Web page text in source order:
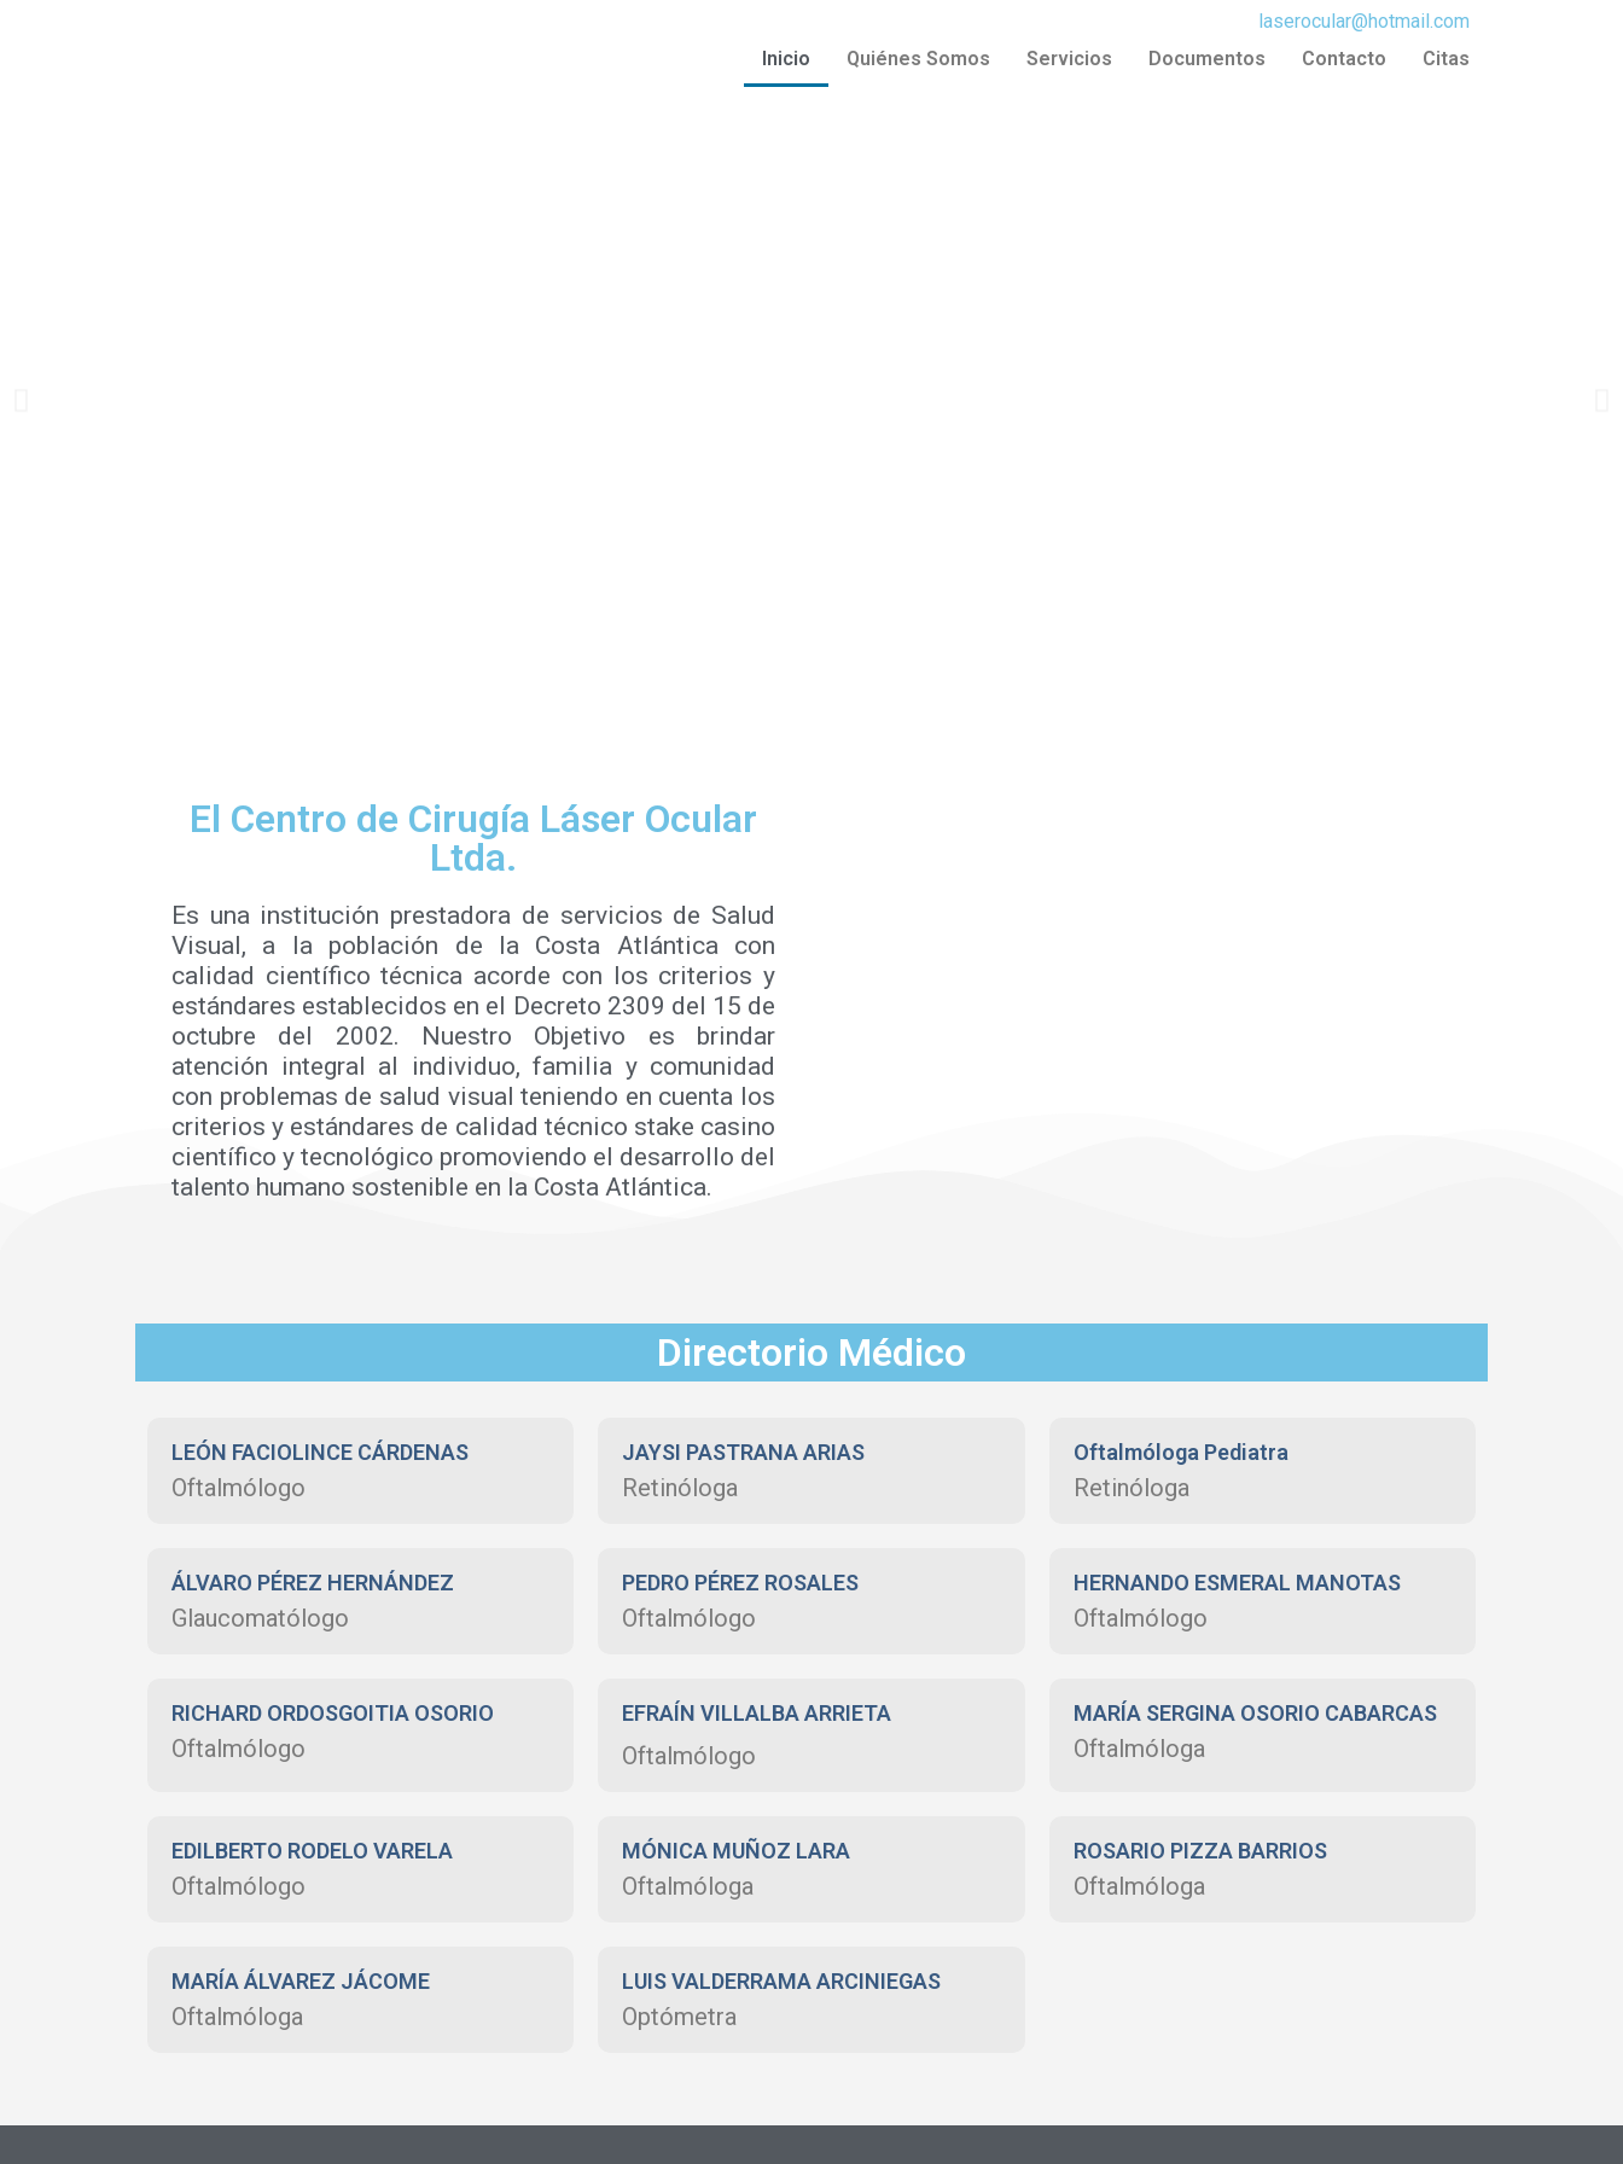
laserocular@hotmail.com
Inicio
Quiénes Somos Servicios Documentos Contacto Citas
El Centro de Cirugía Láser Ocular
Ltda.
Es una institución prestadora de servicios de Salud
Visual, a la población de la Costa Atlántica con
calidad científico técnica acorde con los criterios y
estándares establecidos en el Decreto 2309 del 15 de
octubre del 2002. Nuestro Objetivo es brindar
atención integral al individuo, familia y comunidad
con problemas de salud visual teniendo en cuenta los
criterios y estándares de calidad técnico stake casino
científico y tecnológico promoviendo el desarrollo del
talento humano sostenible en la Costa Atlántica.
Directorio Médico
LEÓN FACIOLINCE CÁRDENAS
Oftalmólogo
JAYSI PASTRANA ARIAS
Retinóloga
Oftalmóloga Pediatra
Retinóloga
ÁLVARO PÉREZ HERNÁNDEZ
Glaucomatólogo
PEDRO PÉREZ ROSALES
Oftalmólogo
HERNANDO ESMERAL MANOTAS
Oftalmólogo
RICHARD ORDOSGOITIA OSORIO
Oftalmólogo
EFRAÍN VILLALBA ARRIETA
Oftalmólogo
MARÍA SERGINA OSORIO CABARCAS
Oftalmóloga
EDILBERTO RODELO VARELA
Oftalmólogo
MÓNICA MUÑOZ LARA
Oftalmóloga
ROSARIO PIZZA BARRIOS
Oftalmóloga
MARÍA ÁLVAREZ JÁCOME
Oftalmóloga
LUIS VALDERRAMA ARCINIEGAS
Optómetra